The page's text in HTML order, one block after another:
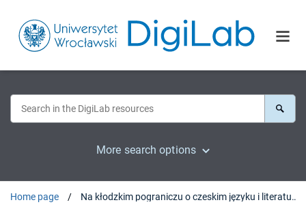
More search options
Home page Na kłodzkim pograniczu o czeskim języku i literaturze : VII Studencka Konferencja Naukowa Bohemistów, Radków, 28-29 III 2008